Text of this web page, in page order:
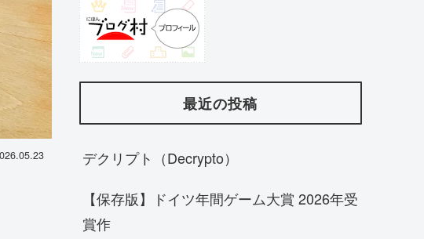
最近の投稿
デクリプト（Decrypto）
【保存版】ドイツ年間ゲーム大賞 2026年受
賞作